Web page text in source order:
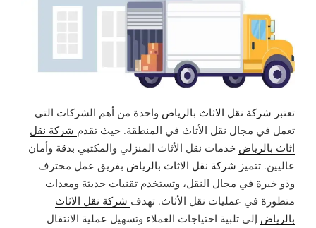
تعتبر شركة نقل الاثاث بالرياض واحدة من أهم الشركات التي
تعمل في مجال نقل الأثاث في المنطقة. حيث تقدم شركة نقل
اثاث بالرياض خدمات نقل الأثاث المنزلي والمكتبي بدقة وأمان
عاليين. تتميز شركة نقل الاثاث بالرياض بفريق عمل محترف
وذو خبرة في مجال النقل، وتستخدم تقنيات حديثة ومعدات
متطورة في عمليات نقل الأثاث. تهدف شركة نقل الاثاث
بالرياض إلى تلبية احتياجات العملاء وتسهيل عملية الانتقال